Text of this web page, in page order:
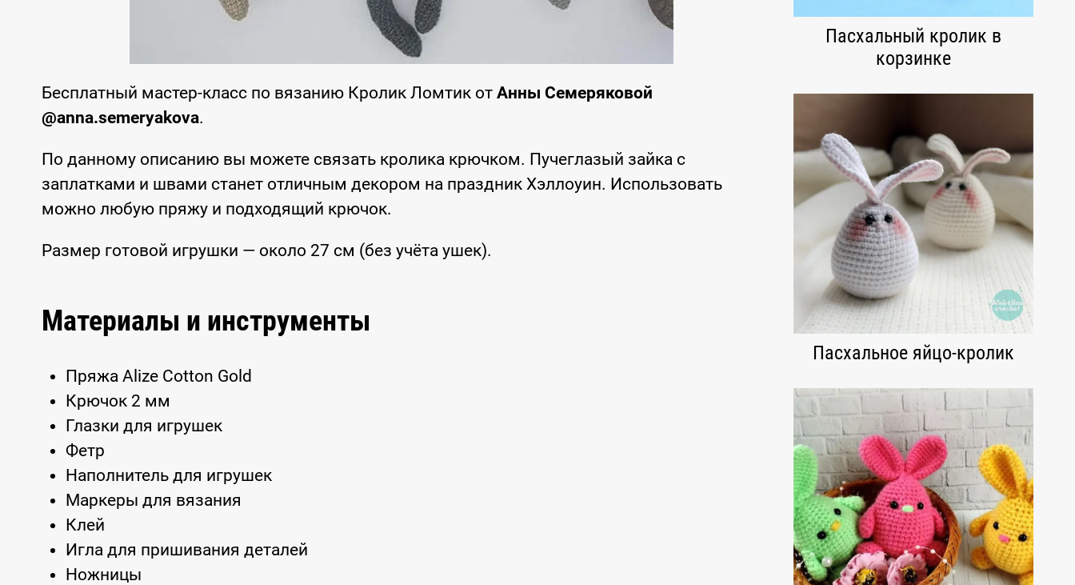
Бесплатный мастер-класс по вязанию Кролик Ломтик от Анны Семеряковой
@anna.semeryakova.
По данному описанию вы можете связать кролика крючком. Пучеглазый зайка с
заплатками и швами станет отличным декором на праздник Хэллоуин. Использовать
можно любую пряжу и подходящий крючок.
Размер готовой игрушки — около 27 см (без учёта ушек).
Материалы и инструменты
Пряжа Alize Cotton Gold
Крючок 2 мм
Глазки для игрушек
Фетр
Наполнитель для игрушек
Маркеры для вязания
Клей
Игла для пришивания деталей
Ножницы
Пасхальный кролик в
корзинке
Пасхальное яйцо-кролик